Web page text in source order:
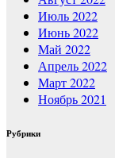
Июль 2022
Июнь 2022
Май 2022
Апрель 2022
Март 2022
Ноябрь 2021
Рубрики